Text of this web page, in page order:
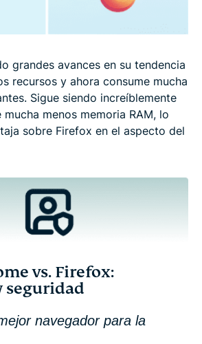
grandes avances en su tendencia
recursos y ahora consume mucha
Sigue siendo increíblemente
menos memoria RAM, lo
sobre Firefox en el aspecto del
vs. Firefox:
seguridad
navegador para la